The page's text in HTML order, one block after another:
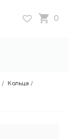
0
Кольца